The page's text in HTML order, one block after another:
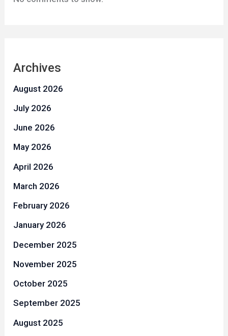
Archives
August 2026
July 2026
June 2026
May 2026
April 2026
March 2026
February 2026
January 2026
December 2025
November 2025
October 2025
September 2025
August 2025